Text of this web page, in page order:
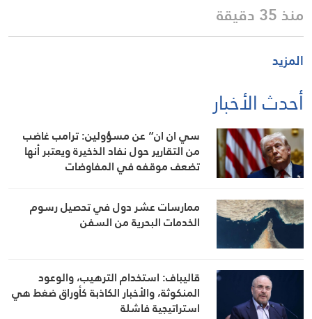
منذ 35 دقيقة
المزيد
أحدث الأخبار
سي ان ان” عن مسؤولين: ترامب غاضب
من التقارير حول نفاد الذخيرة ويعتبر أنها
تضعف موقفه في المفاوضات
ممارسات عشر دول في تحصيل رسوم
الخدمات البحرية من السفن
قاليباف: استخدام الترهيب، والوعود
المنكوثة، والأخبار الكاذبة كأوراق ضغط هي
استراتيجية فاشلة